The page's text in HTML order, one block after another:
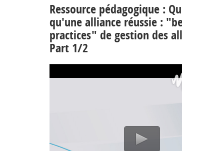
Ressource pédagogique : Qu'est-ce
qu'une alliance réussie : "best
practices" de gestion des alliances –
Part 1/2